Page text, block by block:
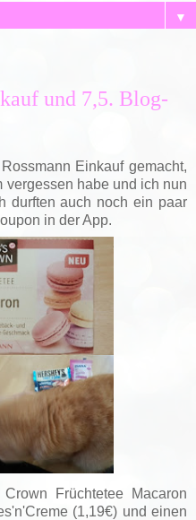
▼
und 7,5. Blog-
Einkauf gemacht,
habe und ich nun
durften auch noch ein paar
in der App.
Früchtetee Macaron
(1,19€) und einen